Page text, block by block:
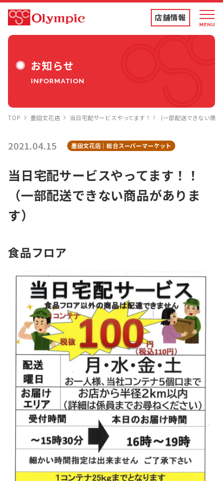
店舗情報
コンテンツ
Olympicグループについて
採用情報
会社情報
お知らせ
INFORMATION
TOP 墨田文花店 当日宅配サービスやってます！！（一部配送できない商
2021.04.15 墨田文花店｜総合スーパーマーケット
当日宅配サービスやってます！！
（一部配送できない商品がありま
す）
食品フロア